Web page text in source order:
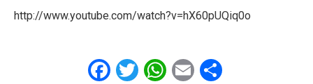
http://www.youtube.com/watch?v=hX60pUQiq0o
Facebook
Twitter
WhatsApp
EmailShare